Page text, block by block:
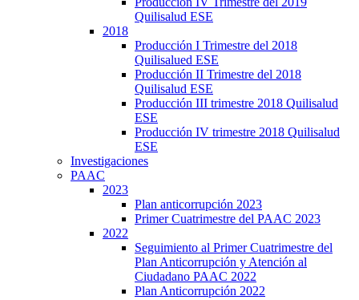
Quilisalud ESE
2018
Producción I Trimestre del 2018
Quilisalued ESE
Producción II Trimestre del 2018
Quilisalud ESE
Producción III trimestre 2018 Quilisalud
ESE
Producción IV trimestre 2018 Quilisalud
ESE
Investigaciones
PAAC
2023
Plan anticorrupción 2023
Primer Cuatrimestre del PAAC 2023
2022
Seguimiento al Primer Cuatrimestre del
Plan Anticorrupción y Atención al
Ciudadano PAAC 2022
Plan Anticorrupción 2022